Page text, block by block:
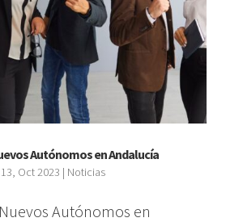
Autónomos en Andalucía
13, Oct 2023 | Noticias
Autónomos en